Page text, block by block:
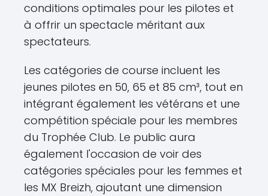
conditions optimales pour les pilotes et
à offrir un spectacle méritant aux
spectateurs.
Les catégories de course incluent les
jeunes pilotes en 50, 65 et 85 cm³, tout en
intégrant également les vétérans et une
compétition spéciale pour les membres
du Trophée Club. Le public aura
également l'occasion de voir des
catégories spéciales pour les femmes et
les MX Breizh, ajoutant une dimension